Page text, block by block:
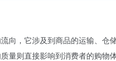
向，它涉及到商品的运输、
量则直接影响到消费者的购